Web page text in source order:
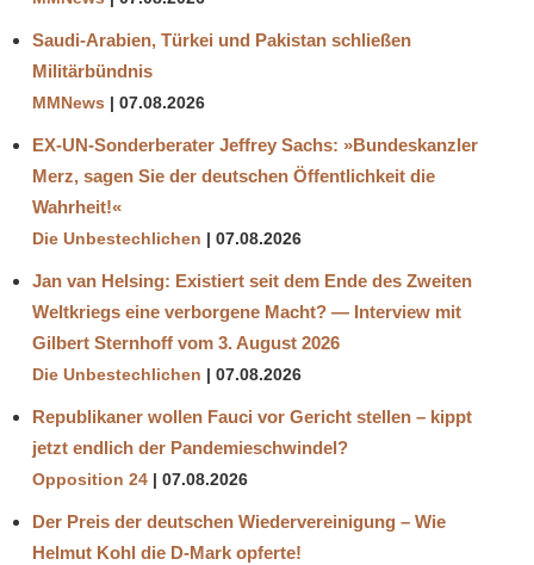
Saudi-Arabien, Türkei und Pakistan schließen
Militärbündnis
MMNews 07.08.2026
EX-UN-Sonderberater Jeffrey Sachs: »Bundeskanzler
Merz, sagen Sie der deutschen Öffentlichkeit die
Wahrheit!«
Die Unbestechlichen 07.08.2026
Jan van Helsing: Existiert seit dem Ende des Zweiten
Weltkriegs eine verborgene Macht? — Interview mit
Gilbert Sternhoff vom 3. August 2026
Die Unbestechlichen 07.08.2026
Republikaner wollen Fauci vor Gericht stellen – kippt
jetzt endlich der Pandemieschwindel?
Opposition 24 07.08.2026
Der Preis der deutschen Wiedervereinigung – Wie
Helmut Kohl die D‑Mark opferte!